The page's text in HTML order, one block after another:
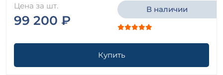
Цена за шт.
99 200 ₽
В наличии
Купить